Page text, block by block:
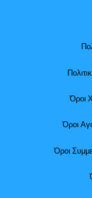
Όροι
Όροι
Όροι